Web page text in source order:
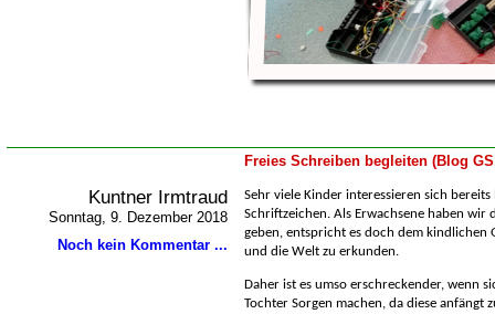
Freies Schreiben begleiten (Blog
Kuntner Irmtraud
Sonntag, 9. Dezember 2018
Noch kein Kommentar ...
Sehr viele Kinder interessieren sich
Schriftzeichen. Als Erwachsene haben wir
geben, entspricht es doch dem
und die Welt zu erkunden.
Daher ist es umso erschreckender, wenn
Tochter Sorgen machen, da diese anfängt